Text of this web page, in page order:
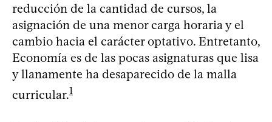
reducción de la cantidad de cursos, la
asignación de una menor carga horaria y el
cambio hacia el carácter optativo. Entretanto,
Economía es de las pocas asignaturas que lisa
y llanamente ha desaparecido de la malla
curricular.1